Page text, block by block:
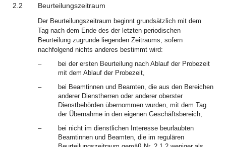
2.2 Beurteilungszeitraum
Der Beurteilungszeitraum beginnt grundsätzlich mit dem
Tag nach dem Ende des der letzten periodischen
Beurteilung zugrunde liegenden Zeitraums, sofern
nachfolgend nichts anderes bestimmt wird:
–
bei der ersten Beurteilung nach Ablauf der Probezeit
mit dem Ablauf der Probezeit,
–
bei Beamtinnen und Beamten, die aus den Bereichen
anderer Dienstherren oder anderer oberster
Dienstbehörden übernommen wurden, mit dem Tag
der Übernahme in den eigenen Geschäftsbereich,
–
bei nicht im dienstlichen Interesse beurlaubten
Beamtinnen und Beamten, die im regulären